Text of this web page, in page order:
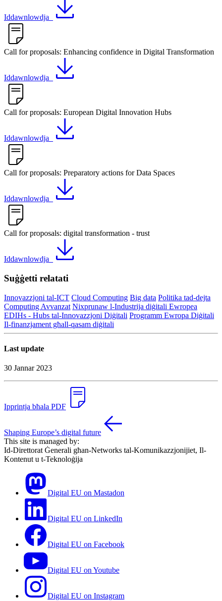
Iddawnlowdja
Call for proposals: Enhancing confidence in Digital Transformation
Iddawnlowdja
Call for proposals: European Digital Innovation Hubs
Iddawnlowdja
Call for proposals: Preparatory actions for Data Spaces
Iddawnlowdja
Call for proposals: digital transformation - trust
Iddawnlowdja
Suġġetti relatati
Innovazzjoni tal-ICT Cloud Computing Big data Politika tad-dejta
Computing Avvanzat Nixprunaw l-Industrija diġitali Ewropea
EDIHs - Hubs tal-Innovazzjoni Diġitali Programm Ewropa Diġitali
Il-finanzjament għall-qasam diġitali
Last update
30 Jannar 2023
Ipprintja bħala PDF
Shaping Europe’s digital future
This site is managed by:
Id-Direttorat Ġenerali għan-Networks tal-Komunikazzjonijiet, Il-
Kontenut u t-Teknoloġija
Digital EU on Mastadon
Digital EU on LinkedIn
Digital EU on Facebook
Digital EU on Youtube
Digital EU on Instagram